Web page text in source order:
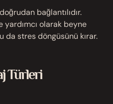
bağlantılıdır.
yardımcı olarak beyne
da stres döngüsünü kırar.
Türleri